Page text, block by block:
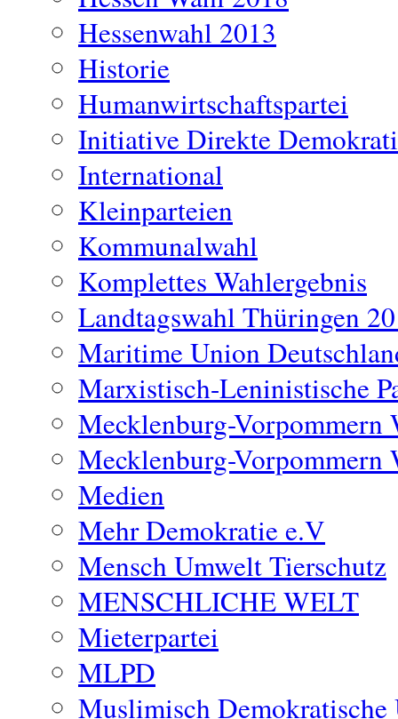
Hessenwahl 2013
Historie
Humanwirtschaftspartei
Initiative Direkte
International
Kleinparteien
Kommunalwahl
Komplettes Wahlergebnis
Landtagswahl Thüringen
Maritime Union
Marxistisch-Leninistische
Mecklenburg-Vorpommern
Mecklenburg-Vorpommern
Medien
Mehr Demokratie e.V
Mensch Umwelt Tierschutz
MENSCHLICHE WELT
Mieterpartei
MLPD
Muslimisch Demokratische